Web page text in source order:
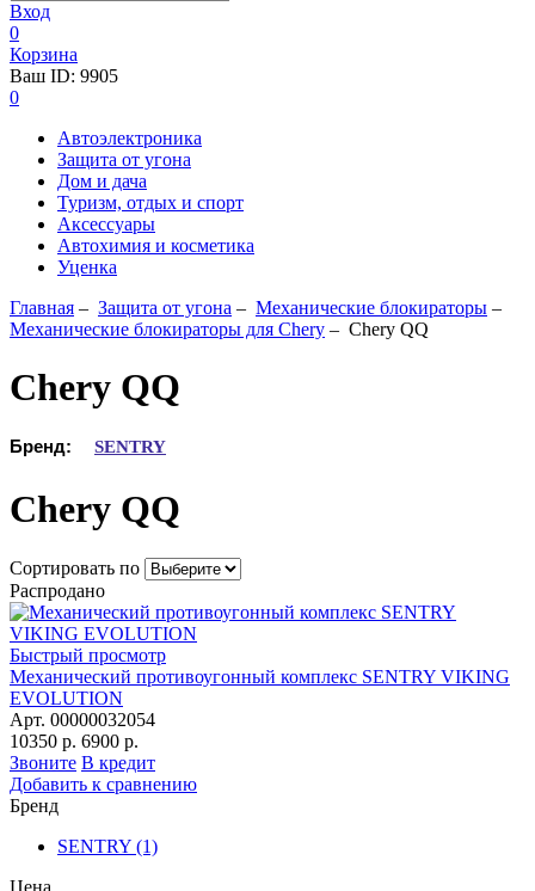
Вход
0
Корзина
Ваш ID: 9905
0
Автоэлектроника
Защита от угона
Дом и дача
Туризм, отдых и спорт
Аксессуары
Автохимия и косметика
Уценка
Главная – Защита от угона – Механические блoкираторы –
Механические блокираторы для Chery – Chery QQ
Chery QQ
Бренд: SENTRY
Chery QQ
Сортировать по
Распродано
Быстрый просмотр
Механический противоугонный комплекс SENTRY VIKING
EVOLUTION
Арт. 00000032054
10350 р. 6900 р.
Звоните В кредит
Добавить к сравнению
Бренд
SENTRY (1)
Цена